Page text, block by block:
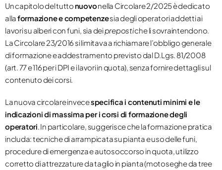
Un capitolo del tutto nuovonella Circolare 2/2025 è dedicato
allaformazione e competenzesia degli operatori addetti ai
lavori su alberi con funi, sia deiprepostiche li sovraintendono​​.
La Circolare 23/2016 si limitava a richiamare l’obbligo generale
di formazione e addestramento previsto dal D.Lgs. 81/2008
(art. 77 e 116 per i DPI e i lavori in quota), senza fornire dettagli sul
contenuto dei corsi.
La nuova circolare invecespecifica i contenuti minimi e le
indicazioni di massima per i corsi di formazione degli
operatori ​. In particolare, suggerisce che la formazione pratica
includa: tecniche di arrampicata su pianta e uso delle funi,
procedure di emergenza e autosoccorso in quota, utilizzo
corretto di attrezzature da taglio in pianta (motoseghe da tree